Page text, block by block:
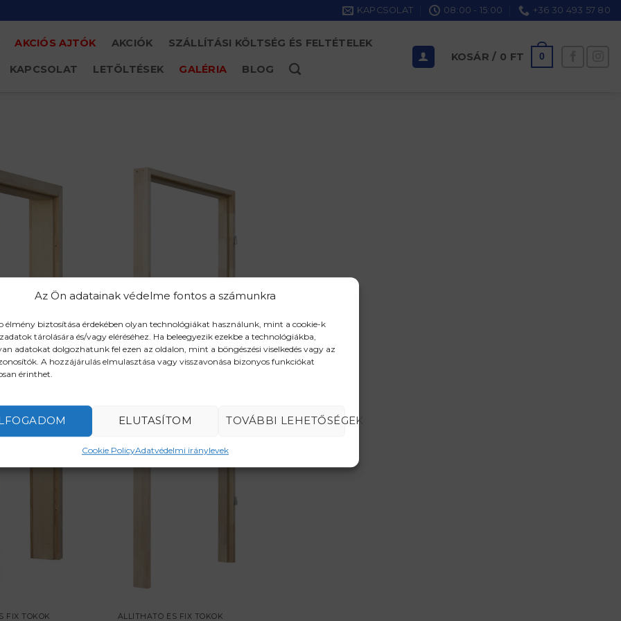
Az Ön adatainak védelme fontos a számunkra
élmény biztosítása érdekében olyan technológiákat használunk, mint a cookie-k
tárolására és/vagy eléréséhez. Ha beleegyezik ezekbe a technológiákba,
adatokat dolgozhatunk fel ezen az oldalon, mint a böngészési viselkedés vagy az
A hozzájárulás elmulasztása vagy visszavonása bizonyos funkciókat
érinthet.
ELUTASÍTOM TOVÁBBI LEHETŐSÉGEK
Cookie PolicyAdatvédelmi iránylevek
KAPCSOLAT 08:00 - 15:00 +36 30 493 57 80
AKCIÓS AJTÓK AKCIÓK SZÁLLÍTÁSI KÖLTSÉG ÉS FELTÉTELEK
KAPCSOLAT LETÖLTÉSEK GALÉRIA BLOG
KOSÁR / 0 FT 0
FIX TOKOK ÁLLÍTHATÓ ÉS FIX TOKOK